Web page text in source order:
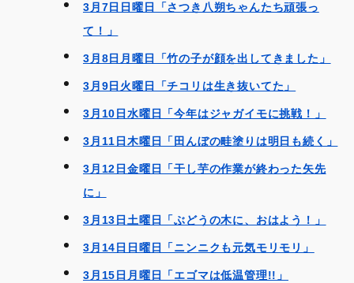
3月7日日曜日「さつき八朔ちゃんたち頑張っ
て！」
3月8日月曜日「竹の子が顔を出してきました」
3月9日火曜日「チコリは生き抜いてた」
3月10日水曜日「今年はジャガイモに挑戦！」
3月11日木曜日「田んぼの畦塗りは明日も続く」
3月12日金曜日「干し芋の作業が終わった矢先
に」
3月13日土曜日「ぶどうの木に、おはよう！」
3月14日日曜日「ニンニクも元気モリモリ」
3月15日月曜日「エゴマは低温管理!!」